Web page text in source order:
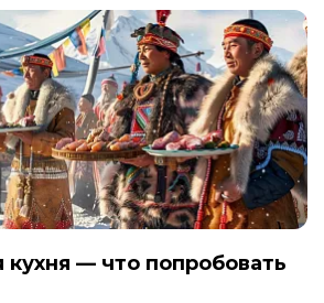
кухня — что попробовать